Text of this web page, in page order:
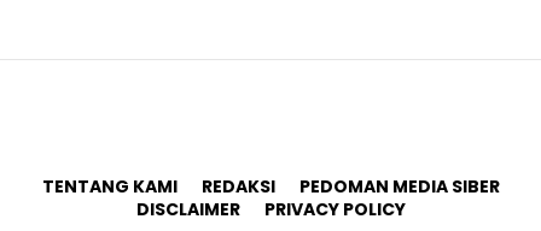
TENTANG KAMI REDAKSI
PEDOMAN MEDIA SIBER
DISCLAIMER
PRIVACY POLICY